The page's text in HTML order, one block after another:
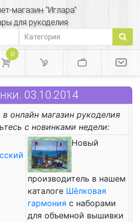
магазин "Иглара"
для рукоделия
0
03.10.2014
онлайн магазин рукоделия
с новинками недели:
Новый
производитель в нашем
каталоге Шёлковая
гармония с наборами
для объемной вышивки